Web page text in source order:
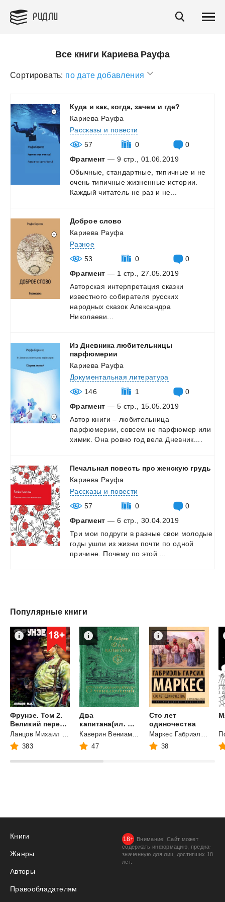
РИДЛИ
Все книги Кариева Рауфа
Сортировать: по дате добавления
Куда и как, когда, зачем и где?
Кариева Рауфа
Рассказы и повести
57
0
0
Фрагмент — 9 стр., 01.06.2019
Обычные, стандартные, типичные и не
очень типичные жизненные истории.
Каждый читатель не раз и не...
Доброе слово
Кариева Рауфа
Разное
53
0
0
Фрагмент — 1 стр., 27.05.2019
Авторская интерпретация сказки
известного собирателя русских
народных сказок Александра
Николаеви...
Из Дневника любительницы
парфюмерии
Кариева Рауфа
Документальная литература
146
1
0
Фрагмент — 5 стр., 15.05.2019
Автор книги – любительница
парфюмерии,
совсем не парфюмер или
химик. Она ровно год вела Дневник....
Печальная повесть про женскую грудь
Кариева Рауфа
Рассказы и повести
57
0
0
Фрагмент — 6 стр., 30.04.2019
Три мои подруги в разные свои молодые
годы ушли из жизни почти по одной
причине.
Почему по этой
Популярные книги
Фрунзе. Том 2.
Великий перелом
383
Два
капитана(ил. Ф.Глебова)
47
Сто лет
одиночества
38
Книги
Жанры
Авторы
Правообладателям
Внимание! Сайт может
содержать информацию, предна­
значенную для лиц, дости­гших 18
лет.